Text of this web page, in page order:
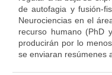
de autofagia y fusión-
Neurociencias en el
recurso humano (PhD
producirán por lo
se enviaran resúmenes